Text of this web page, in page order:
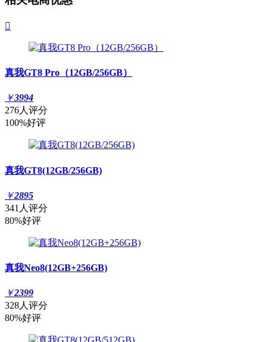

真我GT8 Pro（12GB/256GB）
￥3994
276人评分
100%好评
真我GT8(12GB/256GB)
￥2895
341人评分
80%好评
真我Neo8(12GB+256GB)
￥2399
328人评分
80%好评